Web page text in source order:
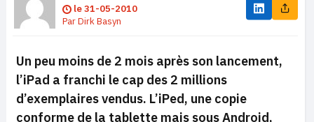
le31-05-2010
ParDirk Basyn
Un peu moins de 2 mois après son lancement,
l’iPad a franchi le cap des 2 millions
d’exemplaires vendus. L’iPed, une copie
conforme de la tablette mais sous Android,